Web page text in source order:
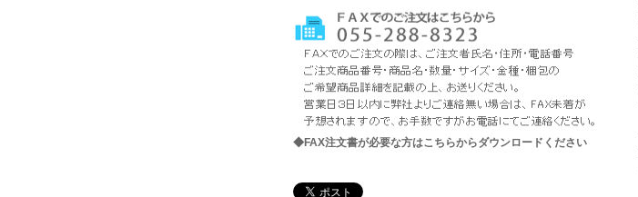
◆FAX注文書が必要な方はこちらからダウンロードください